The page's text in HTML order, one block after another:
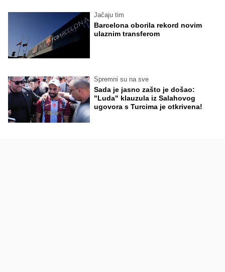
Jačaju tim
Barcelona oborila rekord novim
ulaznim transferom
Spremni su na sve
Sada je jasno zašto je došao:
"Luda" klauzula iz Salahovog
ugovora s Turcima je otkrivena!